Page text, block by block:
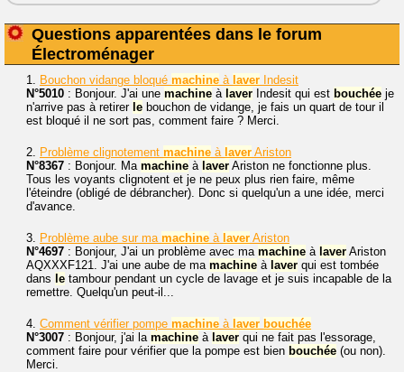
Questions apparentées dans le forum
Électroménager
1. Bouchon vidange bloqué machine à laver Indesit
N°5010 : Bonjour. J'ai une machine à laver Indesit qui est bouchée je
n'arrive pas à retirer le bouchon de vidange, je fais un quart de tour il
est bloqué il ne sort pas, comment faire ? Merci.
2. Problème clignotement machine à laver Ariston
N°8367 : Bonjour. Ma machine à laver Ariston ne fonctionne plus.
Tous les voyants clignotent et je ne peux plus rien faire, même
l'éteindre (obligé de débrancher). Donc si quelqu'un a une idée, merci
d'avance.
3. Problème aube sur ma machine à laver Ariston
N°4697 : Bonjour, J'ai un problème avec ma machine à laver Ariston
AQXXXF121. J'ai une aube de ma machine à laver qui est tombée
dans le tambour pendant un cycle de lavage et je suis incapable de la
remettre. Quelqu'un peut-il...
4. Comment vérifier pompe machine à laver bouchée
N°3007 : Bonjour, j'ai la machine à laver qui ne fait pas l'essorage,
comment faire pour vérifier que la pompe est bien bouchée (ou non).
Merci.